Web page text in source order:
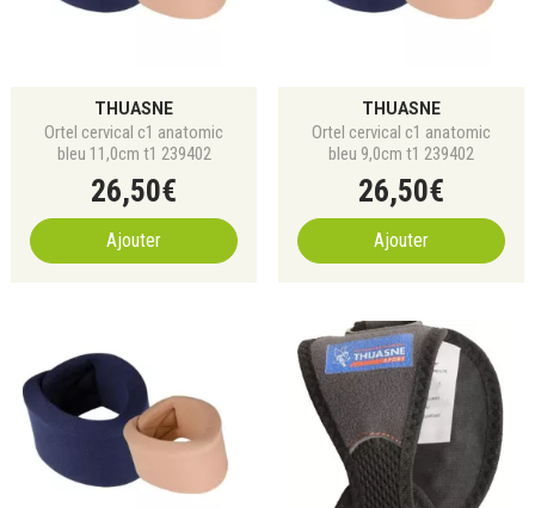
THUASNE
Ortel cervical c1 anatomic
bleu 11,0cm t1 239402
26,50€
Ajouter
THUASNE
Ortel cervical c1 anatomic
bleu 9,0cm t1 239402
26,50€
Ajouter